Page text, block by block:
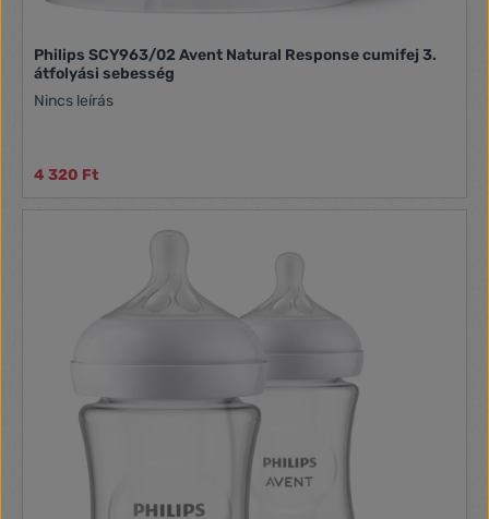
Philips SCY963/02 Avent Natural Response cumifej 3.
átfolyási sebesség
Nincs leírás
4 320 Ft